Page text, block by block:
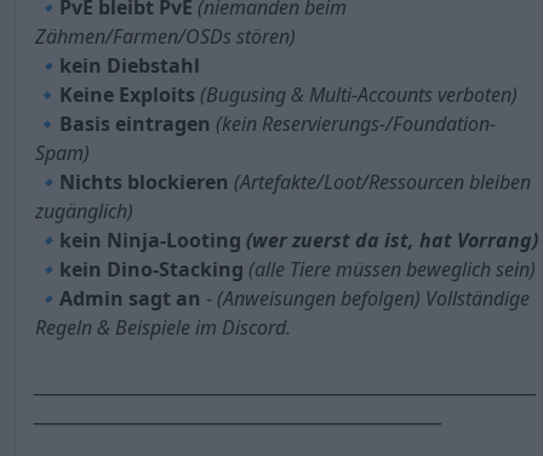
🔹 PvE bleibt PvE (niemanden beim
Zähmen/Farmen/OSDs stören)
🔹 kein Diebstahl
🔹 Keine Exploits (Bugusing & Multi-Accounts verboten)
🔹Basis eintragen (kein Reservierungs-/Foundation-
Spam)
🔹 Nichts blockieren (Artefakte/Loot/Ressourcen bleiben
zugänglich)
🔹 kein Ninja-Looting (wer zuerst da ist, hat Vorrang)
🔹 kein Dino-Stacking (alle Tiere müssen beweglich sein)
🔹 Admin sagt an - (Anweisungen befolgen) Vollständige
Regeln & Beispiele im Discord.